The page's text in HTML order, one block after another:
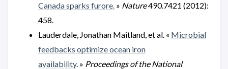
Canada sparks furore. » Nature490.7421 (2012):
458.
Lauderdale, Jonathan Maitland, et al. « Microbial
feedbacks optimize ocean iron
availability. » Proceedings of the National